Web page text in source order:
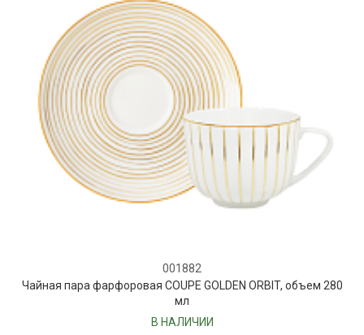
001882
Чайная пара фарфоровая COUPE GOLDEN ORBIT, объем 280
мл
В НАЛИЧИИ